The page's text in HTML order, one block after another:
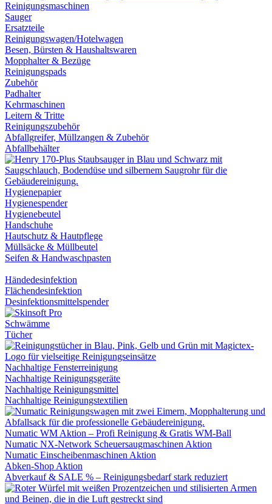
Reinigungsmaschinen
Sauger
Ersatzteile
Reinigungswagen/Hotelwagen
Besen, Bürsten & Haushaltswaren
Mopphalter & Bezüge
Reinigungspads
Zubehör
Padhalter
Kehrmaschinen
Leitern & Tritte
Reinigungszubehör
Abfallgreifer, Müllzangen & Zubehör
Abfallbehälter
Hygienepapier
Hygienespender
Hygienebeutel
Handschuhe
Hautschutz & Hautpflege
Müllsäcke & Müllbeutel
Seifen & Handwaschpasten
Händedesinfektion
Flächendesinfektion
Desinfektionsmittelspender
Schwämme
Tücher
Nachhaltige Fensterreinigung
Nachhaltige Reinigungsgeräte
Nachhaltige Reinigungsmittel
Nachhaltige Reinigungstextilien
Numatic WM Aktion – Profi Reinigung & Gratis WM-Ball
Numatic NX-Network Scheuersaugmaschinen Aktion
Numatic Einscheibenmaschinen Aktion
Abken-Shop Aktion
Abverkauf & SALE % – Reinigungsbedarf stark reduziert